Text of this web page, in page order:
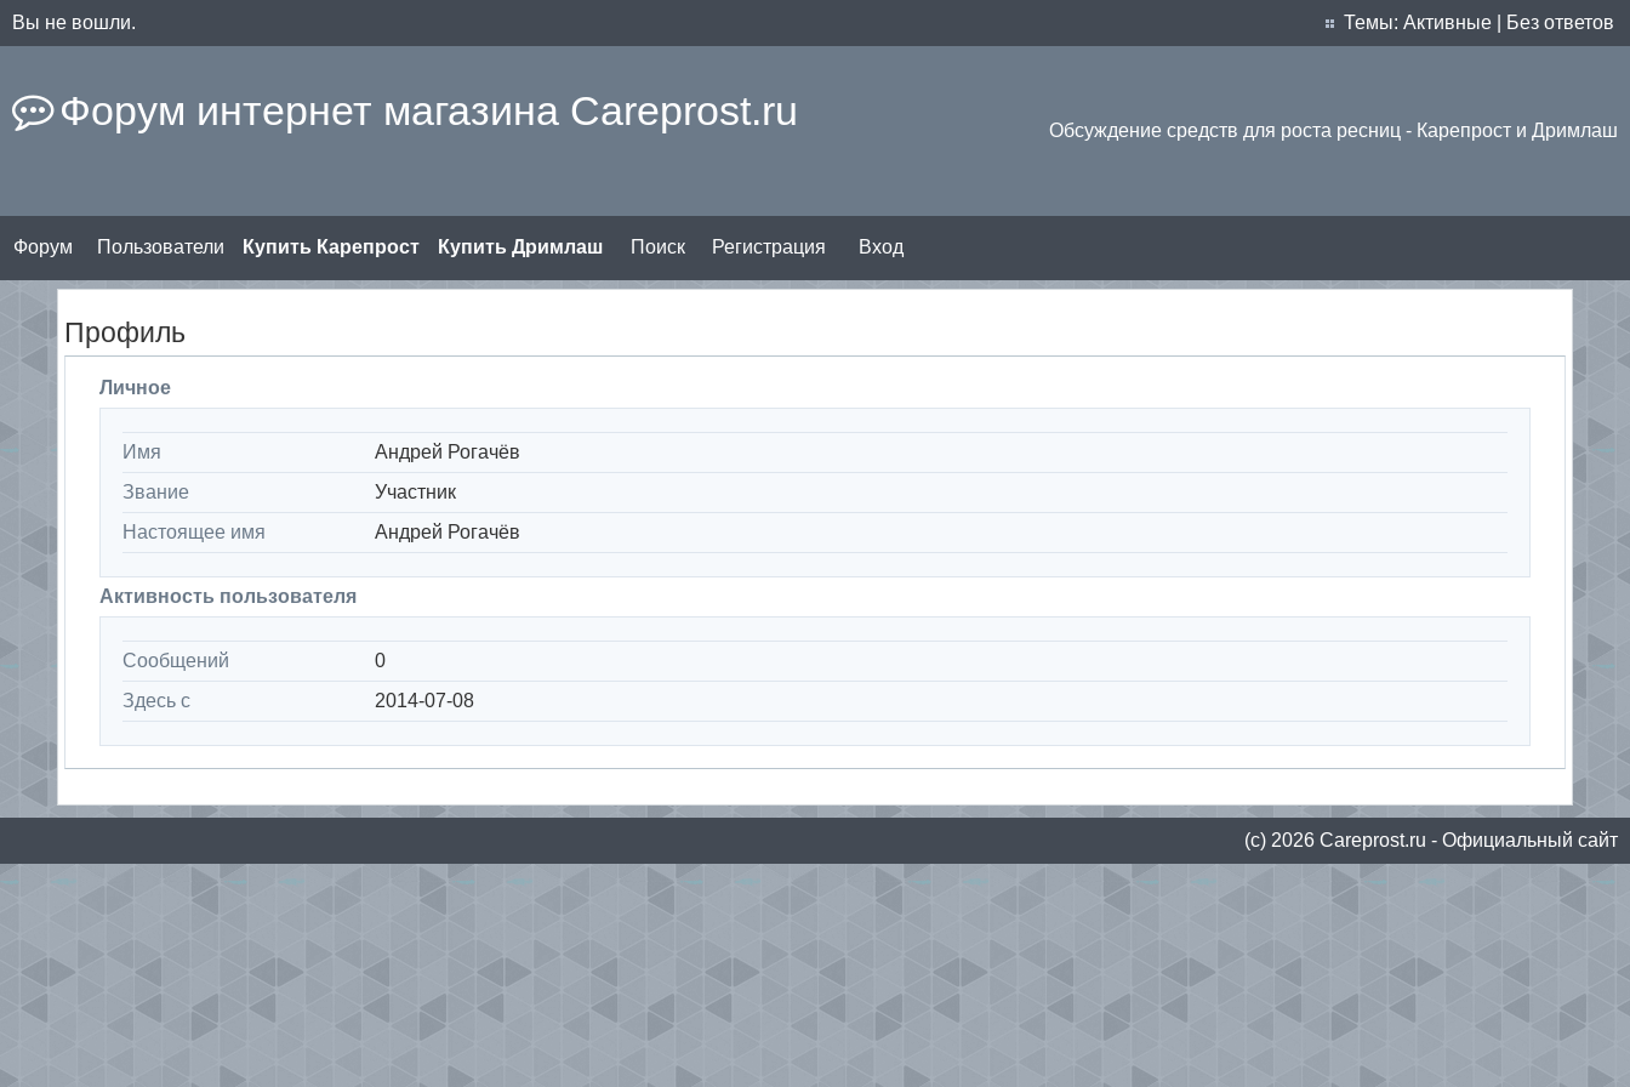
Вы не вошли. Темы: Активные Без ответов
Форум интернет магазина Careprost.ru Обсуждение средств для роста ресниц - Карепрост и Дримлаш
Форум Пользователи Купить Карепрост Купить Дримлаш Поиск Регистрация Вход
Профиль
Личное
Имя
Андрей Рогачёв
Звание
Участник
Настоящее имя
Андрей Рогачёв
Активность пользователя
Сообщений
0
Здесь с
2014-07-08
(с) 2026 Сareprost.ru - Официальный сайт